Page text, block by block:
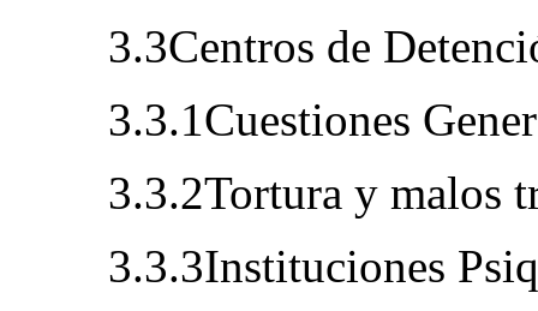
3.3Centros de
3.3.1Cuestiones
3.3.2Tortura y malos
3.3.3Instituciones